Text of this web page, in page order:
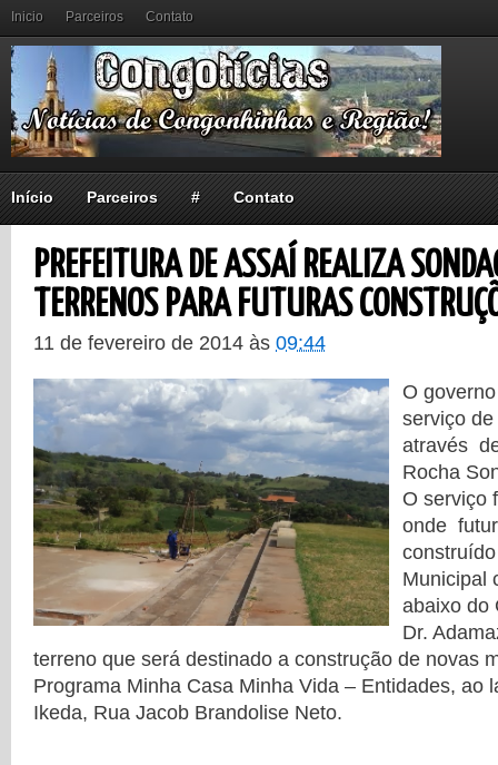
Inicio Parceiros Contato
Início Parceiros # Contato
PREFEITURA DE ASSAÍ REALIZA
TERRENOS PARA FUTURAS
11 de fevereiro de 2014 às 09:44
O
serviço
através
Rocha
O serviço
onde
Municipal
abaixo do
Dr.
terreno que será destinado a construção de novas
Programa Minha Casa Minha Vida – Entidades, ao
Ikeda, Rua Jacob Brandolise Neto.